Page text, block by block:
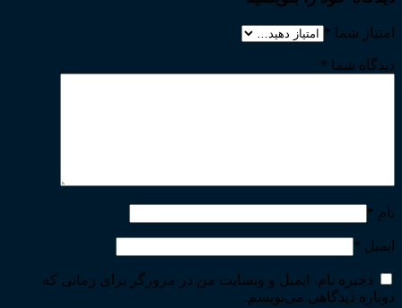
امتیاز شما *
دیدگاه شما *
نام *
ایمیل *
ذخیره نام، ایمیل و وبسایت من در مرورگر برای زمانی که
دوباره دیدگاهی می‌نویسم.